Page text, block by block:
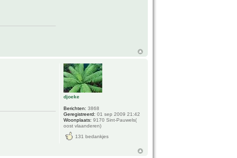
djoeke
Berichten: 3868
Geregistreerd: 01 sep 2009 21:42
Woonplaats: 9170 Sint-Pauwels(
oost vlaanderen)
131 bedankjes